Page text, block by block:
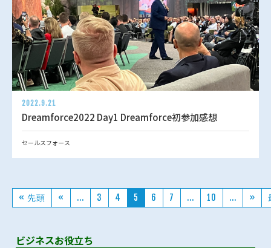
2022.9.21
Dreamforce2022 Day1 Dreamforce初参加感想
セールスフォース
« 先頭 « ... 3 4 5 6 7 ... 10 ... »
ビジネスお役立ち